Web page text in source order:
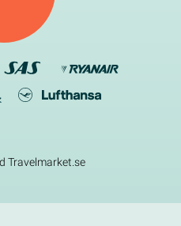
Travelmarket.se